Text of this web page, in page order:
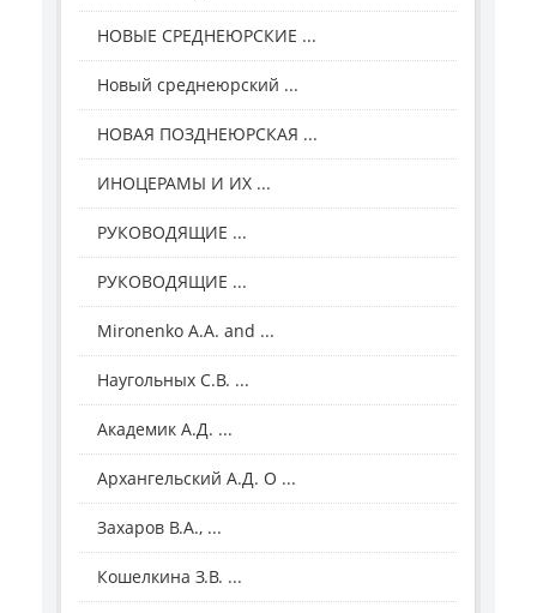
НОВЫЕ СРЕДНЕЮРСКИЕ ...
Новый среднеюрский ...
НОВАЯ ПОЗДНЕЮРСКАЯ ...
ИНОЦЕРАМЫ И ИХ ...
РУКОВОДЯЩИЕ ...
РУКОВОДЯЩИЕ ...
Mironenko A.A. and ...
Наугольных С.В. ...
Академик А.Д. ...
Архангельский А.Д. О ...
Захаров В.А., ...
Кошелкина З.В. ...